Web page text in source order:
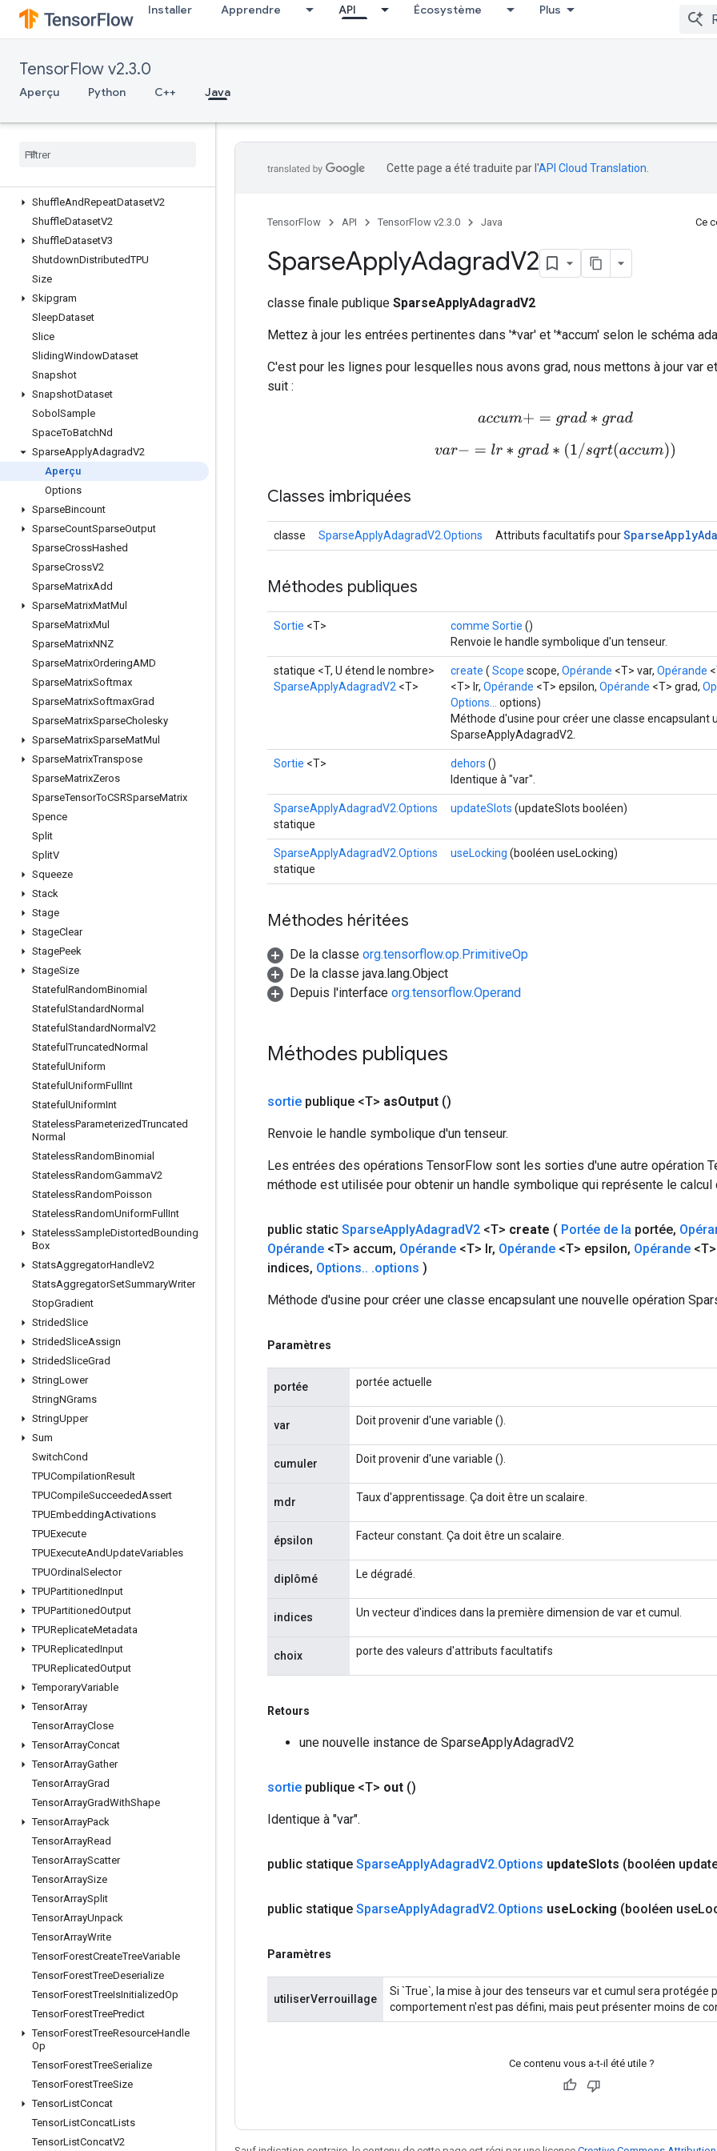
Installer Apprendre API Écosystème Plus
TensorFlow v2.3.0
Aperçu Python C++ Java
ScatterSub
ScatterUpdate
Send
SendTPUEmbeddingGradients
SetSize
ShuffleAndRepeatDatasetV2
ShuffleDatasetV2
ShuffleDatasetV3
ShutdownDistributedTPU
Size
Skipgram
SleepDataset
Slice
SlidingWindowDataset
Snapshot
SnapshotDataset
Sobol Sample
SpaceToBatchNd
SparseApplyAdagradV2
Aperçu
Options
SparseBincount
SparseCountSparseOutput
SparseCrossHashed
SparseCrossV2
SparseMatrixAdd
SparseMatrixMatMul
SparseMatrixMul
SparseMatrixNNZ
SparseMatrixOrderingAMD
SparseMatrixSoftmax
SparseMatrixSoftmaxGrad
SparseMatrixSparseCholesky
SparseMatrixSparseMatMul
SparseMatrixTranspose
SparseMatrixZeros
SparseTensorToCSRSparseMatrix
Spence
Split
SplitV
Squeeze
Stack
Stage
StageClear
StagePeek
StageSize
Stateful RandomBinomial
Stateful StandardNormal
Stateful StandardNormal V2
StatefulTruncatedNormal
Stateful Uniform
Stateful UniformFull Int
Stateful UniformInt
StatelessParameterizedTruncated
Normal
StatelessRandomBinomial
StatelessRandomGammaV2
StatelessRandomPoisson
StatelessRandomUniformFull Int
StatelessSampleDistortedBounding
Box
StatsAggregatorHandleV2
StatsAggregatorSetSummaryWriter
StopGradient
StridedSlice
StridedSliceAssign
StridedSliceGrad
StringLower
StringNGrams
StringUpper
Sum
SwitchCond
TPUCompilationResult
TPUCompileSucceededAssert
TPUEmbeddingActivations
TPUExecute
TPUExecuteAndUpdateVariables
TPUOrdinal Selector
TPUPartitionedInput
TPUPartitionedOutput
TPUReplicateMetadata
TPUReplicatedInput
TPUReplicatedOutput
TemporaryVariable
TensorArray
TensorArrayClose
TensorArrayConcat
TensorArrayGather
TensorArrayGrad
TensorArrayGradWithShape
TensorArrayPack
TensorArrayRead
TensorArrayScatter
TensorArraySize
TensorArraySplit
TensorArrayUnpack
TensorArrayWrite
TensorForestCreateTreeVariable
TensorForestTreeDeserialize
TensorForestTreeIsInitializedOp
TensorForestTreePredict
TensorForestTreeResourceHandle
Op
TensorForestTreeSerialize
TensorForestTreeSize
TensorListConcat
TensorListConcatLists
TensorListConcatV2
Cette page a été traduite par l'API Cloud Translation
TensorFlow API TensorFlow v2.3.0 Java Ce
SparseApplyAdagradV2
classe finale publique SparseApplyAdagradV2
Mettez à jour les entrées pertinentes dans '*var' et '*accum' selon le schéma
C'est pour les lignes pour lesquelles nous avons grad, nous mettons à jour var
suit :
accum += grad∗grad
var −=l r∗ grad∗(1 /s qrt(accum))
Classes imbriquées
classe SparseApplyAdagradV2.Options Attributs facultatifs pourSparseApply
Méthodes publiques
Sortie <T> comme Sortie ()
Renvoie le handle symbolique d'un tenseur.
statique <T, U étend le nombre>
SparseApplyAdagradV2 <T>
create ( Scope scope, Opérande <T> var, Opérande
<T> lr, Opérande <T> epsilon, Opérande <T> grad,
Options...
options)
Méthode d'usine pour créer une classe encapsulant
SparseApplyAdagradV2.
Sortie <T> dehors ()
Identique à "var".
SparseApplyAdagradV2.Options
statique
updateSlots (updateSlots booléen)
SparseApplyAdagradV2.Options
statique
useLocking (booléen useLocking)
Méthodes héritées
De la classe org.tensorflow.op.PrimitiveOp
De la classe java.lang.Object
Depuis l'interface org.tensorflow.Operand
Méthodes publiques
sortie publique <T> asOutput ()
Renvoie le handle symbolique d'un tenseur.
Les entrées des opérations TensorFlow sont les sorties d'une autre opération
méthode est utilisée pour obtenir un handle symbolique qui représente le calcul
public static SparseApplyAdagradV2 <T> create ( Portée de la portée,
Opérande <T> accum, Opérande <T> lr, Opérande <T> epsilon, Opérande
indices, Options.. .options )
Méthode d'usine pour créer une classe encapsulant une nouvelle opération
Paramètres
portée portée actuelle
var Doit provenir d'une variable ().
cumuler Doit provenir d'une variable ().
mdr Taux d'apprentissage. Ça doit être un scalaire.
épsilon Facteur constant. Ça doit être un scalaire.
diplômé Le dégradé.
indices Un vecteur d'indices dans la première dimension de var et cumul.
choix porte des valeurs d'attributs facultatifs
Retours
une nouvelle instance de SparseApplyAdagradV2
sortie publique <T> out ()
Identique à "var".
public statique SparseApplyAdagradV2.Options updateSlots (booléen
public statique SparseApplyAdagradV2.Options useLocking (booléen use
Paramètres
utiliserVerrouillage
Si `True`, la mise à jour des tenseurs var et cumul sera protégée
comportement n'est pas défini, mais peut présenter moins de
Ce contenu vous a-t-il été utile ?